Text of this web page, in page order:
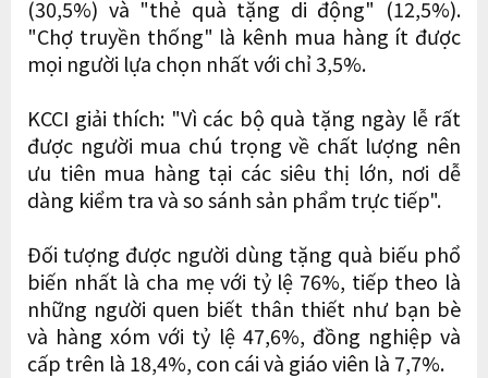
(30,5%) và "thẻ quà tặng di động" (12,5%).
"Chợ truyền thống" là kênh mua hàng ít được
mọi người lựa chọn nhất với chỉ 3,5%.
KCCI giải thích: "Vì các bộ quà tặng ngày lễ rất
được người mua chú trọng về chất lượng nên
ưu tiên mua hàng tại các siêu thị lớn, nơi dễ
dàng kiểm tra và so sánh sản phẩm trực tiếp".
Đối tượng được người dùng tặng quà biếu phổ
biến nhất là cha mẹ với tỷ lệ 76%, tiếp theo là
những người quen biết thân thiết như bạn bè
và hàng xóm với tỷ lệ 47,6%, đồng nghiệp và
cấp trên là 18,4%, con cái và giáo viên là 7,7%.